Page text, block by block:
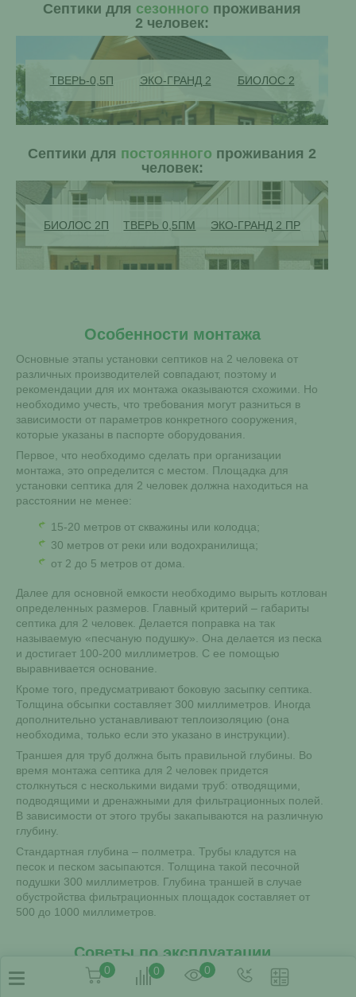
Септики для сезонного проживания
2 человек:
ТВЕРЬ-0,5П ЭКО-ГРАНД 2 БИОЛОС 2
Септики для постоянного проживания 2
человек:
БИОЛОС 2П ТВЕРЬ 0,5ПМ ЭКО-ГРАНД 2 ПР
Особенности монтажа
Основные этапы установки септиков на 2 человека от
различных производителей совпадают, поэтому и
рекомендации для их монтажа оказываются схожими. Но
необходимо учесть, что требования могут разниться в
зависимости от параметров конкретного сооружения,
которые указаны в паспорте оборудования.
Первое, что необходимо сделать при организации
монтажа, это определится с местом. Площадка для
установки септика для 2 человек должна находиться на
расстоянии не менее:
15-20 метров от скважины или колодца;
30 метров от реки или водохранилища;
от 2 до 5 метров от дома.
Далее для основной емкости необходимо вырыть котлован
определенных размеров. Главный критерий – габариты
септика для 2 человек. Делается поправка на так
называемую «песчаную подушку». Она делается из песка
и достигает 100-200 миллиметров. С ее помощью
выравнивается основание.
Кроме того, предусматривают боковую засыпку септика.
Толщина обсыпки составляет 300 миллиметров. Иногда
дополнительно устанавливают теплоизоляцию (она
необходима, только если это указано в инструкции).
Траншея для труб должна быть правильной глубины. Во
время монтажа септика для 2 человек придется
столкнуться с несколькими видами труб: отводящими,
подводящими и дренажными для фильтрационных полей.
В зависимости от этого трубы закапываются на различную
глубину.
Стандартная глубина – полметра. Трубы кладутся на
песок и песком засыпаются. Толщина такой песочной
подушки 300 миллиметров. Глубина траншей в случае
обустройства фильтрационных площадок составляет от
500 до 1000 миллиметров.
Советы по эксплуатации
Следует избегать постоянной работы станции на износ,
0 0 0